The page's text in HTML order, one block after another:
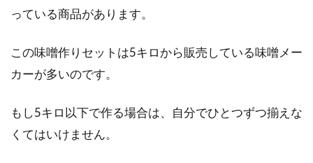
韓国と日本の違いは食べ物や食事の
か？日本とは違って、とても辛いけれど病みつ
っている商品があります。
この味噌作りセットは5キロから販売している味噌メー
カーが多いのです。
もし5キロ以下で作る場合は、自分でひとつずつ揃えな
くてはいけません。